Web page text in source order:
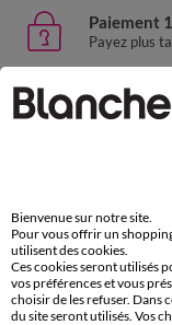
Paiement
Payez plus
Livraison
domicile,
Service
par chat et
de 8h00 à
Bienvenue sur notre site.
Pour vous offrir un
utilisent des cookies.
Ces cookies seront utilisés
vos préférences et vous
choisir de les refuser. Dans
du site seront utilisés. Vos